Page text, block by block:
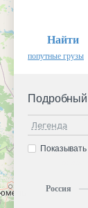
Найти
попутные грузы
Легенда
Россия